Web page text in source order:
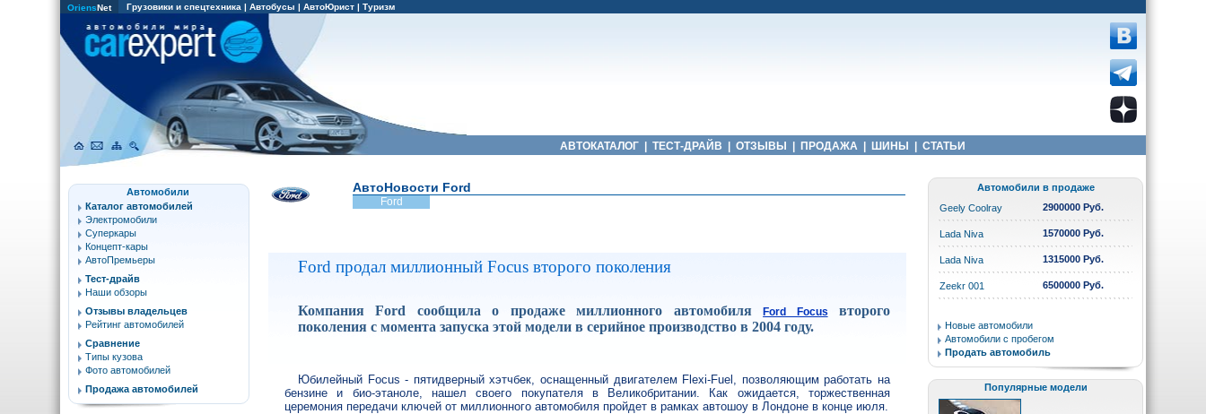
OriensNet Грузовики и спецтехника | Автобусы | АвтоЮрист | Туризм
АВТОКАТАЛОГ ТЕСТ-ДРАЙВ ОТЗЫВЫ ПРОДАЖА ШИНЫ СТАТЬИ
АвтоНовости Ford
Ford
Ford продал миллионный Focus второго поколения
Компания Ford сообщила о продаже миллионного автомобиляFord Focus
второго
поколения с момента запуска этой модели в серийное производство в 2004 году.
Юбилейный Focus - пятидверный хэтчбек, оснащенный двигателем Flexi-Fuel, позволяющим работать на
бензине и био-этаноле, нашел своего покупателя в Великобритании. Как ожидается, торжественная
церемония передачи ключей от миллионного автомобиля пройдет в рамках автошоу в Лондоне в конце июля.
Автомобили
Каталог автомобилей
Электромобили
Суперкары
Концепт-кары
АвтоПремьеры
Тест-драйв
Наши обзоры
Отзывы владельцев
Рейтинг автомобилей
Сравнение
Типы кузова
Фото автомобилей
Продажа автомобилей
Автомобили в продаже
Geely Coolray
2900000 Руб.
Lada Niva 1570000 Руб.
Lada Niva 1315000 Руб.
Zeekr 001 6500000 Руб.
Новые автомобили
Автомобили с пробегом
Продать автомобиль
Популярные модели